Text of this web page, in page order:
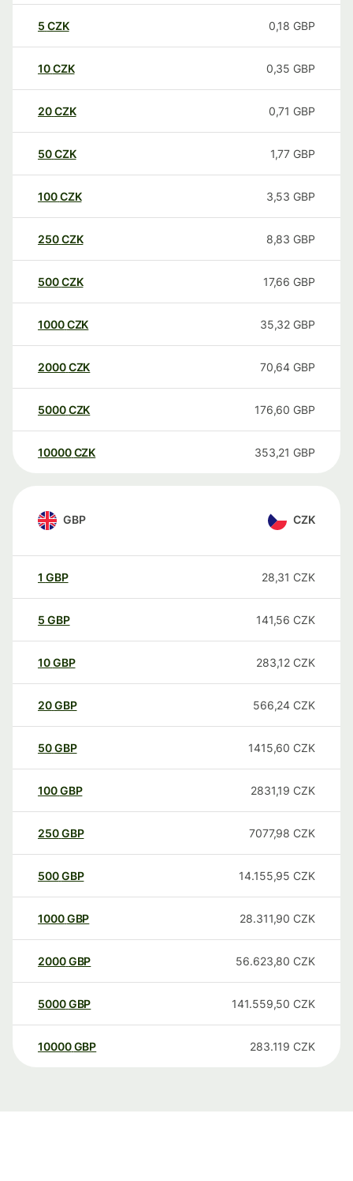
5 CZK 0,18 GBP
10CZK 0,35 GBP
20CZK 0,71 GBP
50CZK 1,77 GBP
100CZK 3,53 GBP
250CZK 8,83 GBP
500CZK 17,66 GBP
1000CZK 35,32 GBP
2000CZK 70,64 GBP
5000CZK 176,60 GBP
10000 CZK 353,21 GBP
GBP CZK
1 GBP 28,31 CZK
5 GBP 141,56 CZK
10GBP 283,12 CZK
20GBP 566,24 CZK
50GBP 1415,60 CZK
100GBP 2831,19 CZK
250GBP 7077,98 CZK
500GBP 14.155,95 CZK
1000GBP 28.311,90 CZK
2000GBP 56.623,80 CZK
5000GBP 141.559,50 CZK
10000 GBP 283.119 CZK